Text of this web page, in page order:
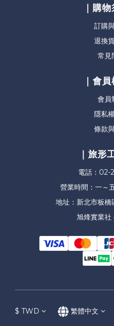
｜購物
訂購
退換
常見
｜會員
會員
隱私
條款
｜旅形
電話：02-
營業時間：一～
地址：新北市板橋
旭烽實業
$ TWD 繁體中文